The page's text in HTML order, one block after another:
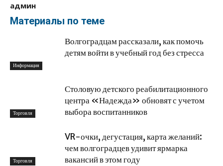
админ
Материалы по теме
Информация
Волгоградцам рассказали, как помочь
детям войти в учебный год без стресса
Торговля
Столовую детского реабилитационного
центра «Надежда» обновят с учетом
выбора воспитанников
Торговля
VR-очки, дегустация, карта желаний:
чем волгоградцев удивит ярмарка
вакансий в этом году